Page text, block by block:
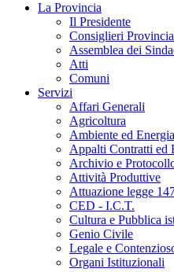
La Provincia
Il Presidente
Consiglieri
Assemblea dei
Atti
Comuni
Servizi
Affari Generali
Agricoltura
Ambiente ed Energia
Appalti Contratti ed
Archivio e
Attività Produttive
Attuazione legge
CED - I.C.T.
Cultura e Pubblica
Genio Civile
Legale e
Organi Istituzionali